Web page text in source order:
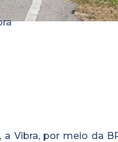
Vibra, por meio da